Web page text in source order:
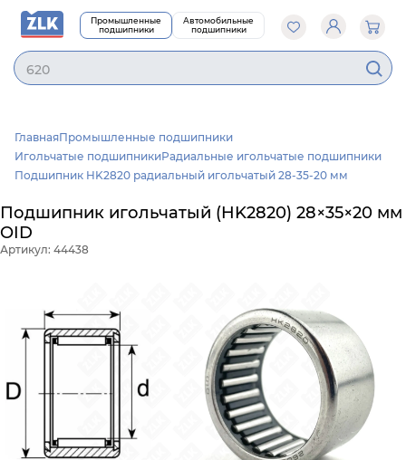
Промышленные
подшипники
Автомобильные
подшипники
6
ГлавнаяПромышленные подшипники
Игольчатые подшипникиРадиальные игольчатые подшипники
Подшипник HK2820 радиальный игольчатый 28-35-20 мм
Подшипник игольчатый (HK2820) 28×35×20 мм
OID
Артикул: 44438